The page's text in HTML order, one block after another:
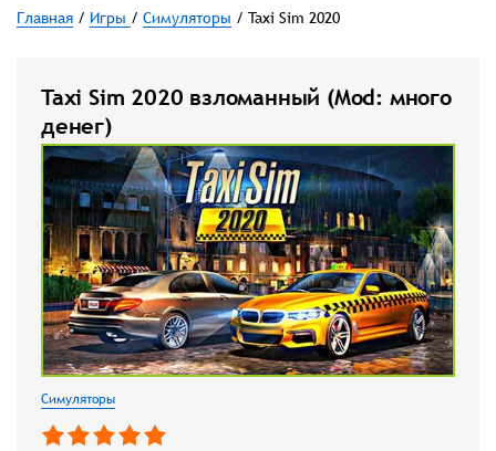
Главная / Игры / Симуляторы / Taxi Sim 2020
Taxi Sim 2020 взломанный (Mod: много
денег)
Симуляторы